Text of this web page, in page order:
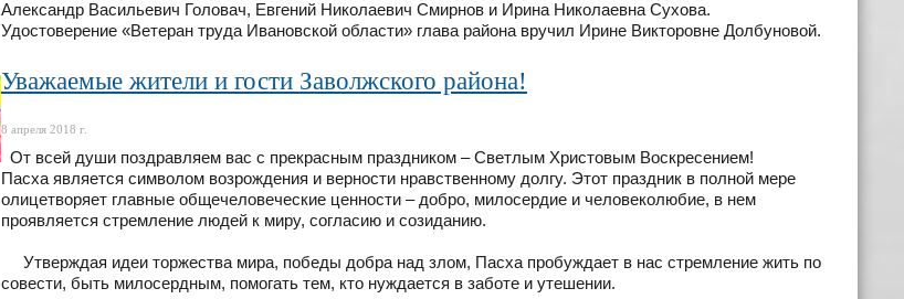
Александр Васильевич Головач, Евгений Николаевич Смирнов и Ирина Николаевна Сухова.
Удостоверение «Ветеран труда Ивановской области» глава района вручил Ирине Викторовне Долбуновой.
Уважаемые жители и гости Заволжского района!
8 апреля 2018 г.
От всей души поздравляем вас с прекрасным праздником – Светлым Христовым Воскресением!
Пасха является символом возрождения и верности нравственному долгу. Этот праздник в полной мере
олицетворяет главные общечеловеческие ценности – добро, милосердие и человеколюбие, в нем
проявляется стремление людей к миру, согласию и созиданию.
Утверждая идеи торжества мира, победы добра над злом, Пасха пробуждает в нас стремление жить по
совести, быть милосердным, помогать тем, кто нуждается в заботе и утешении.